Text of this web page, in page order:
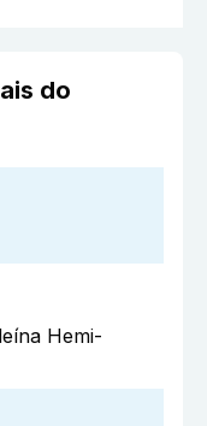
do
Hemi-